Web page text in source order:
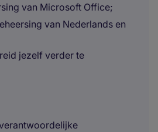
van Microsoft Office;
van Nederlands en
jezelf verder te